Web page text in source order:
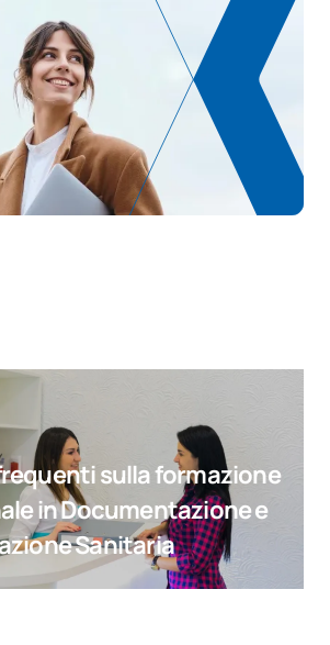
sulla formazione
in Documentazione e
Sanitaria